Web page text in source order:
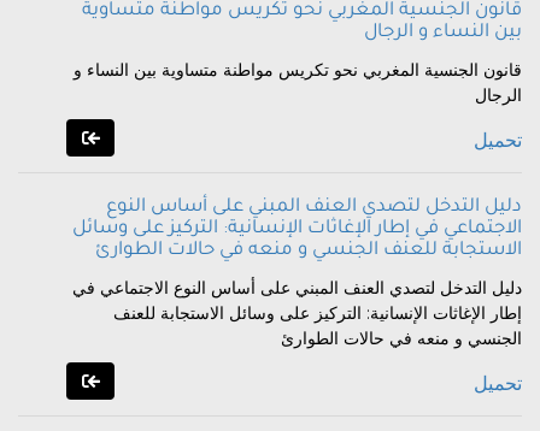
قانون الجنسية المغربي نحو تكريس مواطنة متساوية
بين النساء و الرجال
قانون الجنسية المغربي نحو تكريس مواطنة متساوية بين النساء و
الرجال
تحميل
دليل التدخل لتصدي العنف المبني على أساس النوع
الاجتماعي في إطار الإغاثات الإنسانية: التركيز على وسائل
الاستجابة للعنف الجنسي و منعه في حالات الطوارئ
دليل التدخل لتصدي العنف المبني على أساس النوع الاجتماعي في
إطار الإغاثات الإنسانية: التركيز على وسائل الاستجابة للعنف
الجنسي و منعه في حالات الطوارئ
تحميل